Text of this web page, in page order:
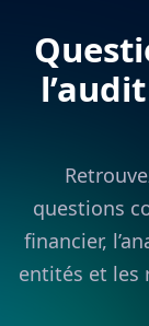
questions
financier,
entités et les